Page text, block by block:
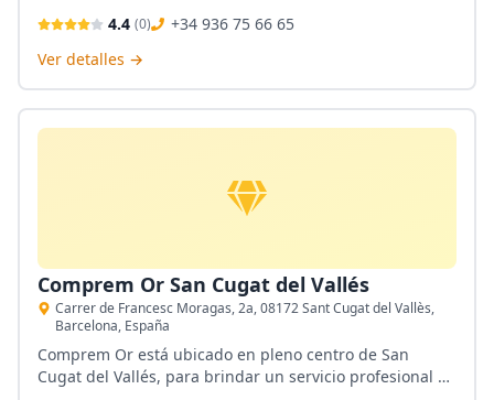
Sus 40 años de experiencia son su principal aval y
garantía.
4.4 (0)
+34 936 75 66 65
Ver detalles →
Comprem Or San Cugat del Vallés
Carrer de Francesc Moragas, 2a, 08172 Sant Cugat del Vallès,
Barcelona, España
Comprem Or está ubicado en pleno centro de San
Cugat del Vallés, para brindar un servicio profesional en